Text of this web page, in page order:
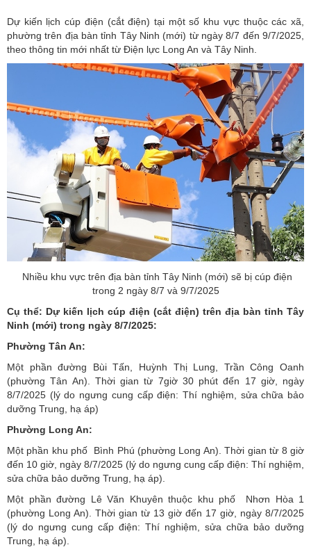
Dự kiến lịch cúp điện (cắt điện) tại một số khu vực thuộc các xã,
phường trên địa bàn tỉnh Tây Ninh (mới) từ ngày 8/7 đến 9/7/2025,
theo thông tin mới nhất từ Điện lực Long An và Tây Ninh.
Nhiều khu vực trên địa bàn tỉnh Tây Ninh (mới) sẽ bị cúp điện
trong 2 ngày 8/7 và 9/7/2025
Cụ thể: Dự kiến lịch cúp điện (cắt điện) trên địa bàn tỉnh Tây
Ninh (mới) trong ngày 8/7/2025:
Phường Tân An:
Một phần đường Bùi Tấn, Huỳnh Thị Lung, Trần Công Oanh
(phường Tân An). Thời gian từ 7giờ 30 phút đến 17 giờ, ngày
8/7/2025 (lý do ngưng cung cấp điện: Thí nghiệm, sửa chữa bảo
dưỡng Trung, hạ áp)
Phường Long An:
Một phần khu phố Bình Phú (phường Long An). Thời gian từ 8 giờ
đến 10 giờ, ngày 8/7/2025 (lý do ngưng cung cấp điện: Thí nghiệm,
sửa chữa bảo dưỡng Trung, hạ áp).
Một phần đường Lê Văn Khuyên thuộc khu phố Nhơn Hòa 1
(phường Long An). Thời gian từ 13 giờ đến 17 giờ, ngày 8/7/2025
(lý do ngưng cung cấp điện: Thí nghiệm, sửa chữa bảo dưỡng
Trung, hạ áp).